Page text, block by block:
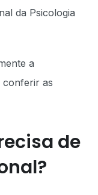
da Psicologia
a
conferir as
de